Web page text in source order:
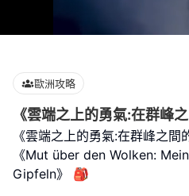
歐洲攻略
《雲端之上的勇氣:在群峰
《雲端之上的勇氣:在群峰之
《Mut über den Wolken:
Gipfeln》 🎒